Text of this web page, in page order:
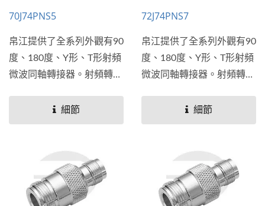
70J74PNS5
帛江提供了全系列外觀有90
度、180度、Y形、T形射頻
微波同軸轉接器。射頻轉接
同或是相同射頻連接器端口
連接的應用。帛江也提供穿
解決方案。
細節
72J74PNS7
帛江提供了全系列外觀有90
度、180度、Y形、T形射頻
微波同軸轉接器。射頻轉接
同或是相同射頻連接器端口
連接的應用。帛江也提供穿
解決方案。
細節